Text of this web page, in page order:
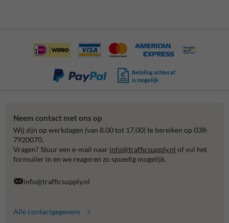
Betaling achteraf
is mogelijk
Neem contact met ons op
Wij zijn op werkdagen (van 8.00 tot 17.00) te bereiken op 038-
7920070.
Vragen? Stuur een e-mail naar info@trafficsupply.nl of vul het
formulier in en we reageren zo spoedig mogelijk.
info@trafficsupply.nl
Alle contactgegevens